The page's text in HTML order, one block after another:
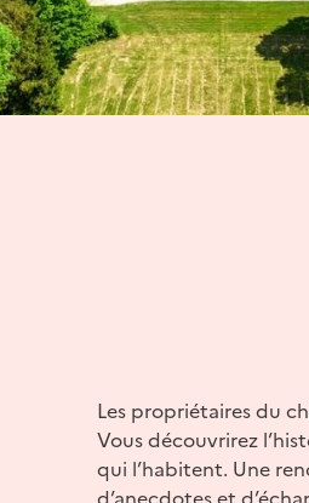
Les propriétaires du
Vous découvrirez
qui l’habitent. Une